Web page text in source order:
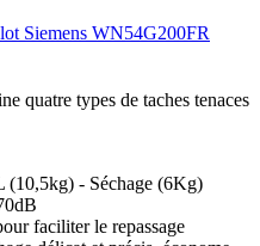
quatre types de taches tenaces
(10,5kg) - Séchage (6Kg)
faciliter le repassage